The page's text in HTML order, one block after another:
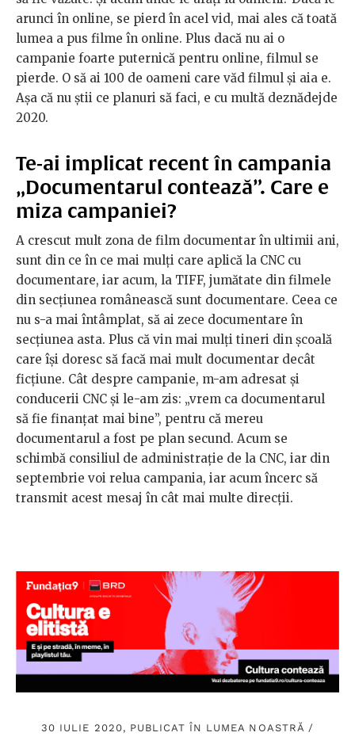
arunci în online, se pierd în acel vid, mai ales că toată
lumea a pus filme în online. Plus dacă nu ai o
campanie foarte puternică pentru online, filmul se
pierde. O să ai 100 de oameni care văd filmul și aia e.
Așa că nu știi ce planuri să faci, e cu multă deznădejde
2020.
Te-ai implicat recent în campania
„Documentarul contează”. Care e
miza campaniei?
A crescut mult zona de film documentar în ultimii ani,
sunt din ce în ce mai mulți care aplică la CNC cu
documentare, iar acum, la TIFF, jumătate din filmele
din secțiunea românească sunt documentare. Ceea ce
nu s-a mai întâmplat, să ai zece documentare în
secțiunea asta. Plus că vin mai mulți tineri din școală
care își doresc să facă mai mult documentar decât
ficțiune. Cât despre campanie, m-am adresat și
conducerii CNC și le-am zis: „vrem ca documentarul
să fie finanțat mai bine”, pentru că mereu
documentarul a fost pe plan secund. Acum se
schimbă consiliul de administrație de la CNC, iar din
septembrie voi relua campania, iar acum încerc să
transmit acest mesaj în cât mai multe direcții.
30 IULIE 2020, PUBLICAT ÎN LUMEA NOASTRĂ /